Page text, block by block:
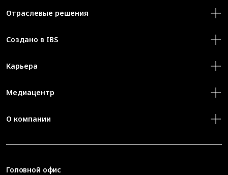
Отраслевые решения
Создано в IBS
Карьера
Медиацентр
О компании
Головной офис